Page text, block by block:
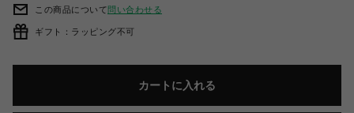
この商品について問い合わせる
ギフト：ラッピング不可
カートに入れる